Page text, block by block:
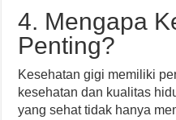
4. Mengapa
Penting?
Kesehatan gigi memiliki
kesehatan dan kualitas
yang sehat tidak hanya